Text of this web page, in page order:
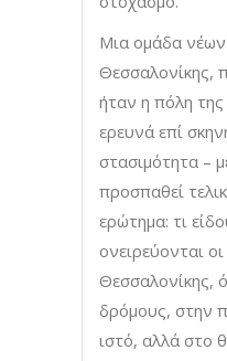
Μια ομάδα
Θεσσαλονίκης,
ήταν η πόλη της
ερευνά επί
στασιμότητα –
προσπαθεί
ερώτημα: τι
ονειρεύονται
Θεσσαλονίκης,
δρόμους, στην
ιστό, αλλά στο